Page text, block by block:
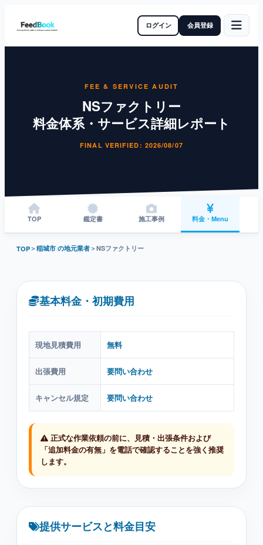
ログイン 会員登録
FEE & SERVICE AUDIT
NSファクトリー
料金体系・サービス詳細レポート
FINAL VERIFIED: 2026/08/07
TOP 鑑定書 施工事例 料金・Menu
TOP＞稲城市 の地元業者＞NSファクトリー
基本料金・初期費用
現地見積費用 無料
出張費用 要問い合わせ
キャンセル規定 要問い合わせ
正式な作業依頼の前に、見積・出張条件および
「追加料金の有無」を電話で確認することを強く推奨
します。
提供サービスと料金目安